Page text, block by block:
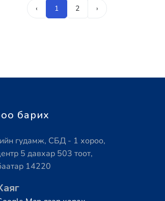
‹ 1 2 ›
барих
гудамж, СБД - 1 хороо,
5 давхар 503 тоот,
14220